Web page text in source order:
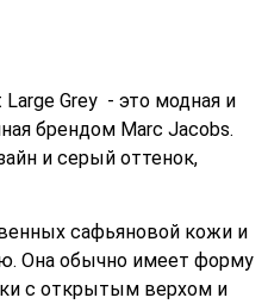
Grey - это модная и
брендом Marc Jacobs.
и серый оттенок,
сафьяновой кожи и
Она обычно имеет форму
с открытым верхом и